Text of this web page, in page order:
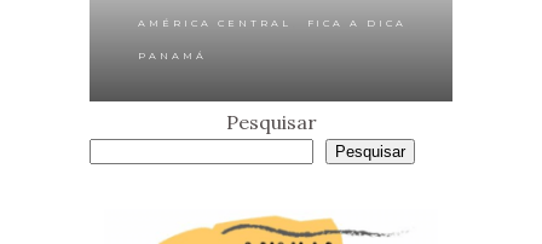
AMÉRICA CENTRAL FICA A DICA
PANAMÁ
Pesquisar
Pesquisar